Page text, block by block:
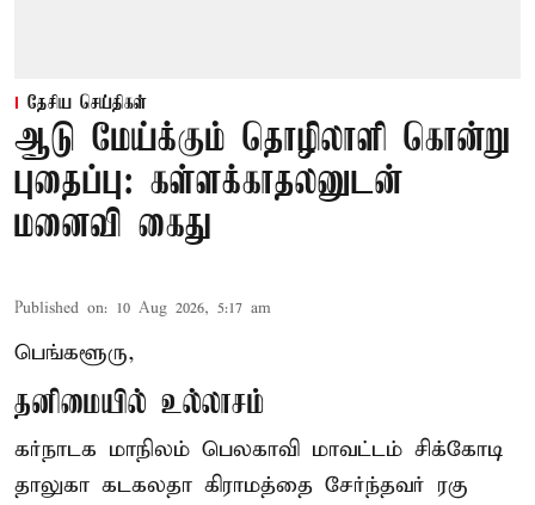
தேசிய செய்திகள்
ஆடு மேய்க்கும் தொழிலாளி கொன்று
புதைப்பு: கள்ளக்காதலனுடன்
மனைவி கைது
Published on: 10 Aug 2026, 5:17 am
பெங்களூரு,
தனிமையில் உல்லாசம்
கர்நாடக மாநிலம் பெலகாவி மாவட்டம் சிக்கோடி
தாலுகா கடகலதா கிராமத்தை சேர்ந்தவர் ரகு